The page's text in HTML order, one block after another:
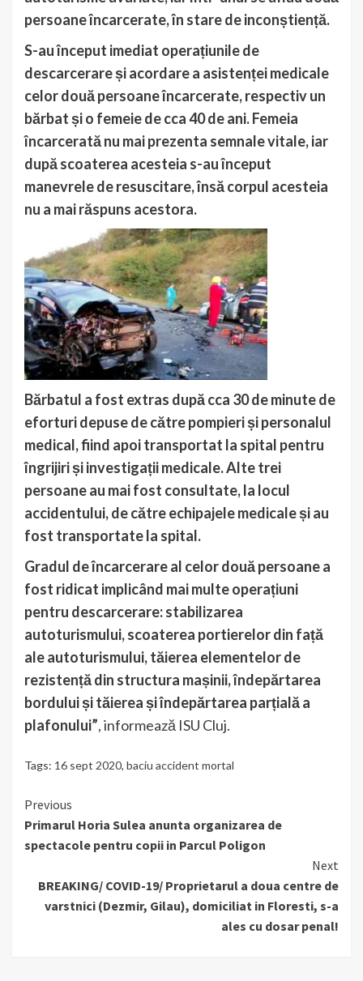
persoane încarcerate, în stare de inconștiență.
S-au început imediat operațiunile de
descarcerare și acordare a asistenței medicale
celor două persoane încarcerate, respectiv un
bărbat și o femeie de cca 40 de ani. Femeia
încarcerată nu mai prezenta semnale vitale, iar
după scoaterea acesteia s-au început
manevrele de resuscitare, însă corpul acesteia
nu a mai răspuns acestora.
Bărbatul a fost extras după cca 30 de minute de
eforturi depuse de către pompieri și personalul
medical, fiind apoi transportat la spital pentru
îngrijiri și investigații medicale. Alte trei
persoane au mai fost consultate, la locul
accidentului, de către echipajele medicale și au
fost transportate la spital.
Gradul de încarcerare al celor două persoane a
fost ridicat implicând mai multe operațiuni
pentru descarcerare: stabilizarea
autoturismului, scoaterea portierelor din față
ale autoturismului, tăierea elementelor de
rezistență din structura mașinii, îndepărtarea
bordului și tăierea și îndepărtarea parțială a
plafonului”, informează ISU Cluj.
Tags: 16 sept 2020, baciu accident mortal
Continue
Reading
Previous
Primarul Horia Sulea anunta organizarea de
spectacole pentru copii in Parcul Poligon
Next
BREAKING/ COVID-19/ Proprietarul a doua centre de
varstnici (Dezmir, Gilau), domiciliat in Floresti, s-a
ales cu dosar penal!